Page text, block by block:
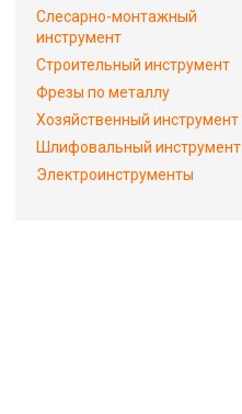
Слесарно-монтажный
инструмент
Строительный инструмент
Фрезы по металлу
Хозяйственный инструмент
Шлифовальный инструмент
Электроинструменты